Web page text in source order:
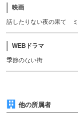
映画
話したりない夜の果て
WEBドラマ
季節のない街
他の所属者